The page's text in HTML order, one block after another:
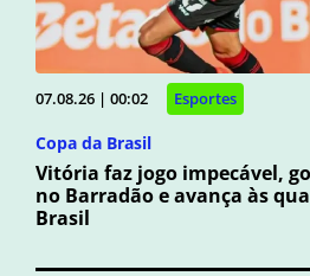
07.08.26 | 00:02 Esportes
Copa da Brasil
Vitória faz jogo impecável,
no Barradão e avança às
Brasil